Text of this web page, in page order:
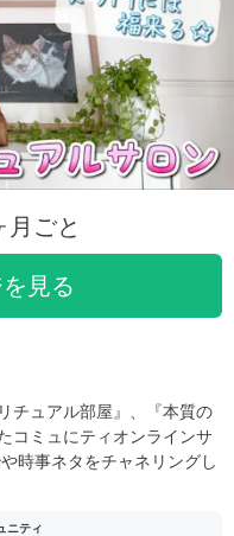
月ごと
見る
チュアル部屋』、『本質の
コミュにティオンラインサ
時事ネタをチャネリングし
ニティ